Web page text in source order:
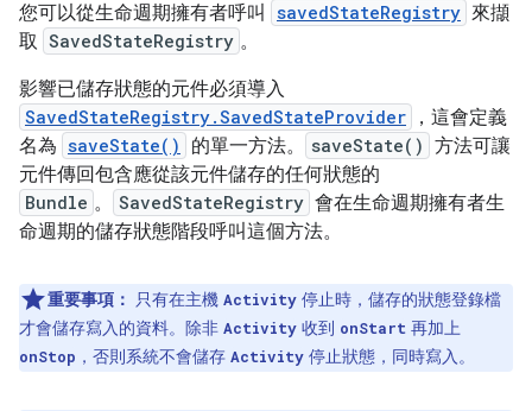
您可以從生命週期擁有者呼叫
savedStateRegistry 來擷
取 SavedStateRegistry 。
影響已儲存狀態的元件必須導入
SavedStateRegistry.SavedStateProvider
，這會定義
名為 saveState() 的單一方法。 saveState() 方法可讓
元件傳回包含應從該元件儲存的任何狀態的
Bundle 。 SavedStateRegistry 會在生命週期擁有者生
命週期的儲存狀態階段呼叫這個方法。
重要事項： 只有在主機 Activity 停止時，儲存的狀態登錄檔
才會儲存寫入的資料。除非 Activity 收到 onStart 再加上
onStop ，否則系統不會儲存 Activity 停止狀態，同時寫入。